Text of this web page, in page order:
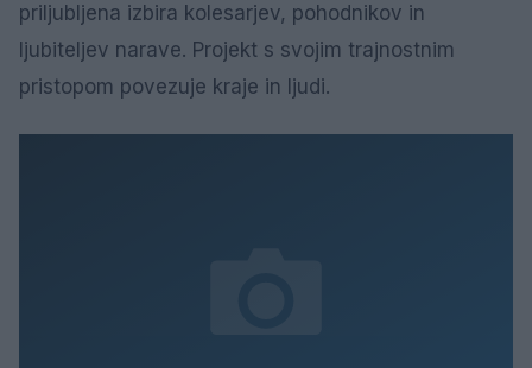
priljubljena izbira kolesarjev, pohodnikov in
ljubiteljev narave. Projekt s svojim trajnostnim
pristopom povezuje kraje in ljudi.